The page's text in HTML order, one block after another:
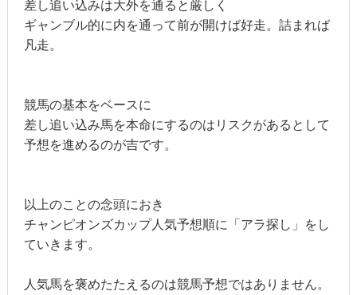
差し追い込みは大外を通ると厳しく
ギャンブル的に内を通って前が開けば好走。詰まれば
凡走。
競馬の基本をベースに
差し追い込み馬を本命にするのはリスクがあるとして
予想を進めるのが吉です。
以上のことの念頭におき
チャンピオンズカップ人気予想順に「アラ探し」をし
ていきます。
人気馬を褒めたたえるのは競馬予想ではありません。